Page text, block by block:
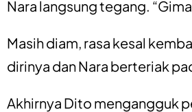
Nara langsung tegang.
Masih diam, rasa kesal
dirinya dan Nara berteriak
Akhirnya Dito mengangguk